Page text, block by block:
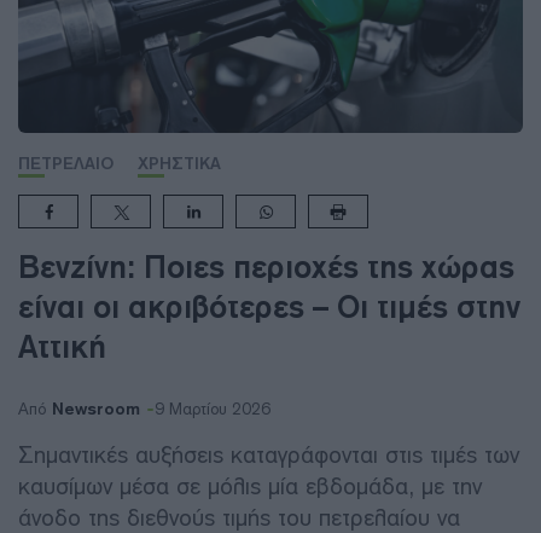
ΠΕΤΡΕΛΑΙΟ ΧΡΗΣΤΙΚΑ
Βενζίνη: Ποιες περιοχές της χώρας
είναι οι ακριβότερες – Οι τιμές στην
Αττική
Από Newsroom 9 Μαρτίου 2026
Σημαντικές αυξήσεις καταγράφονται στις τιμές των
καυσίμων μέσα σε μόλις μία εβδομάδα, με την
άνοδο της διεθνούς τιμής του πετρελαίου να